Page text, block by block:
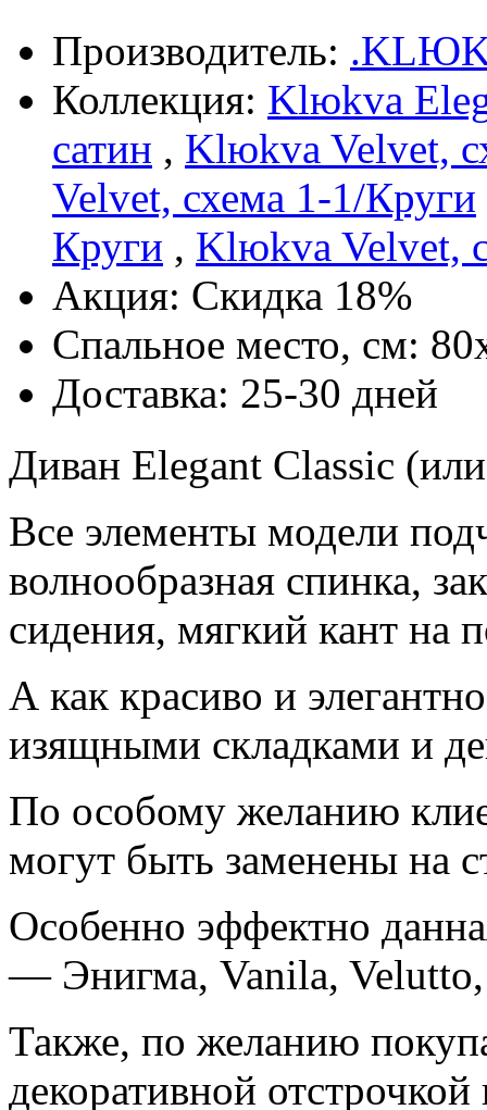
Производитель:
Коллекция: Klюkva
сатин , Klюkva Velvet,
Velvet, схема 1-1/Круги
Круги , Klюkva Velvet,
Акция: Скидка 18%
Спальное место, см:
Доставка: 25-30 дней
Диван Elegant Classic
Все элементы модели
волнообразная спинка,
сидения, мягкий кант на
А как красиво и
изящными складками и
По особому желанию
могут быть заменены на
Особенно эффектно
— Энигма, Vanila, Velutto,
Также, по желанию
декоративной